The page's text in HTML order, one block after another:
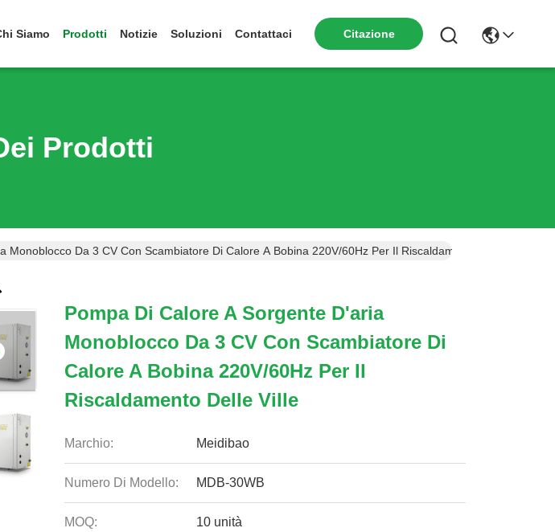
Siamo Prodotti Notizie Soluzioni Contattaci Citazione
Prodotti
Monoblocco Da 3 CV Con Scambiatore Di Calore A Bobina 220V/60Hz Per Il Riscaldamento Delle Ville
Pompa Di Calore A Sorgente D'aria
Monoblocco Da 3 CV Con Scambiatore Di
Calore A Bobina 220V/60Hz Per Il
Riscaldamento Delle Ville
Marchio: Meidibao
Numero Di Modello: MDB-30WB
MOQ: 10 unità